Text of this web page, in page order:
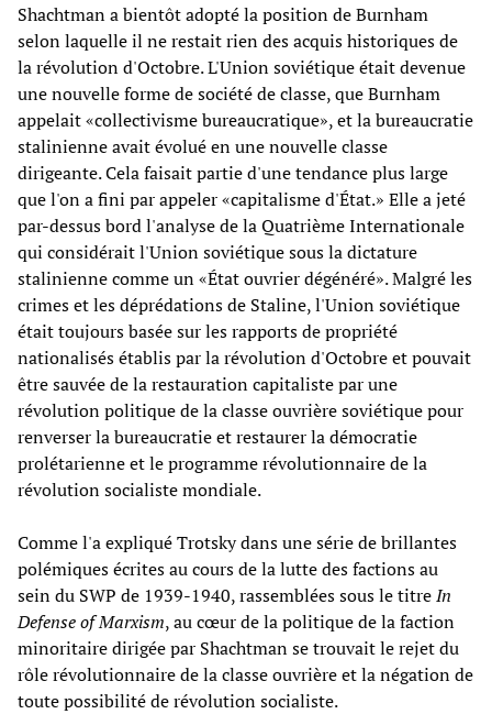
Shachtman a bientôt adopté la position de Burnham
selon laquelle il ne restait rien des acquis historiques de
la révolution d'Octobre. L'Union soviétique était devenue
une nouvelle forme de société de classe, que Burnham
appelait «collectivisme bureaucratique», et la bureaucratie
stalinienne avait évolué en une nouvelle classe
dirigeante. Cela faisait partie d'une tendance plus large
que l'on a fini par appeler «capitalisme d'État.» Elle a jeté
par-dessus bord l'analyse de la Quatrième Internationale
qui considérait l'Union soviétique sous la dictature
stalinienne comme un «État ouvrier dégénéré». Malgré les
crimes et les déprédations de Staline, l'Union soviétique
était toujours basée sur les rapports de propriété
nationalisés établis par la révolution d'Octobre et pouvait
être sauvée de la restauration capitaliste par une
révolution politique de la classe ouvrière soviétique pour
renverser la bureaucratie et restaurer la démocratie
prolétarienne et le programme révolutionnaire de la
révolution socialiste mondiale.
Comme l'a expliqué Trotsky dans une série de brillantes
polémiques écrites au cours de la lutte des factions au
sein du SWP de 1939-1940, rassemblées sous le titreIn
Defense of Marxism, au cœur de la politique de la faction
minoritaire dirigée par Shachtman se trouvait le rejet du
rôle révolutionnaire de la classe ouvrière et la négation de
toute possibilité de révolution socialiste.